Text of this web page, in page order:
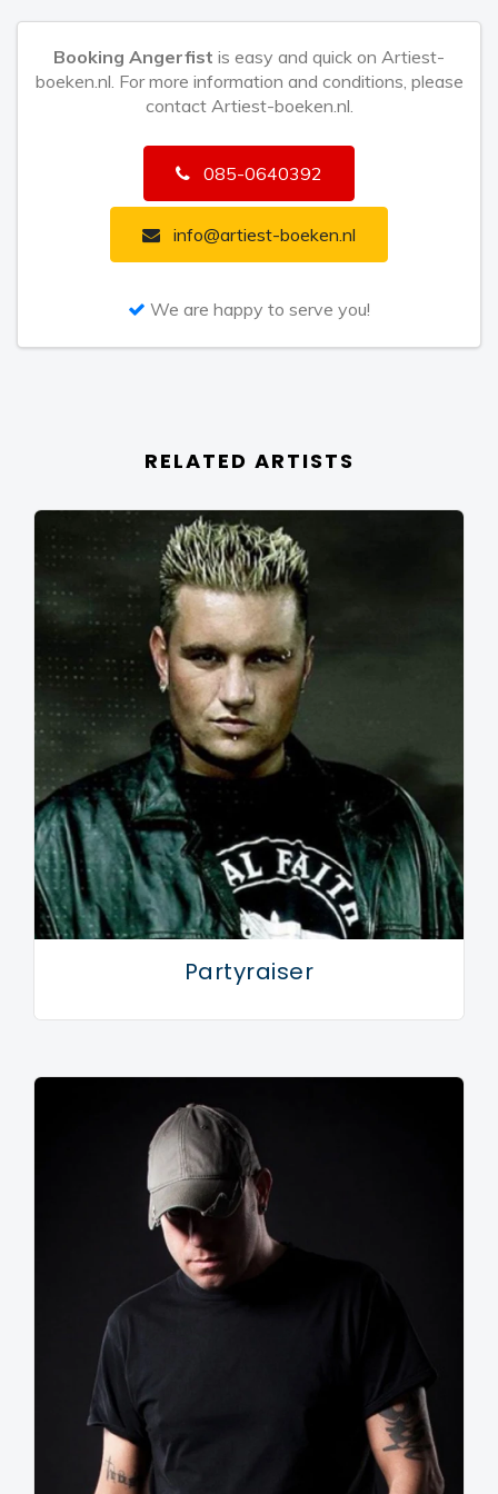
komen. Zijn stijl is bekend, diepe rauwe kicks en
uplifting melodielijnen. Hij straft de trommelvliezen van
partypeople over heel de wereld. Hij is geboren om
keiharde hardcore house te blijven maken... Zijn motto:
Raise your fist for Angerfist!
Booking Angerfist is easy and quick on Artiest-
boeken.nl. For more information and conditions, please
contact Artiest-boeken.nl.
085-0640392
info@artiest-boeken.nl
We are happy to serve you!
RELATED ARTISTS
Partyraiser